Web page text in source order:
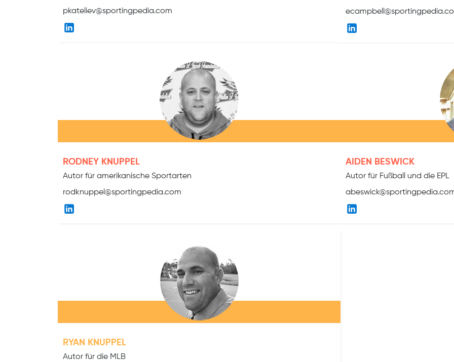
pkateliev@sportingpedia.com
RODNEY KNUPPEL
Autor für amerikanische Sportarten
rodknuppel@sportingpedia.com
AIDEN BESWICK
Autor für Fußball und die EPL
RYAN KNUPPEL
Autor für die MLB